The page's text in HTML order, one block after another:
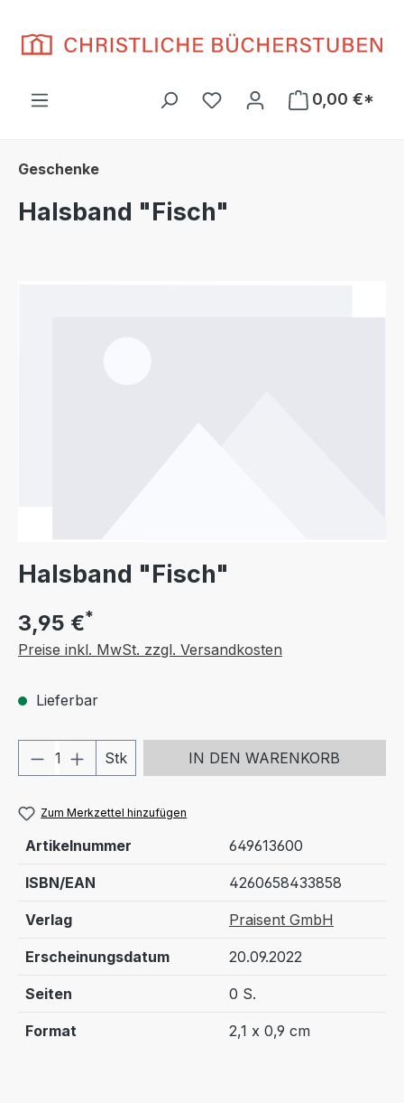
Du hast 0 Produkte auf
0,00 €*
Geschenke
Halsband "Fisch"
Halsband "Fisch"
3,95 €*
Preise inkl. MwSt. zzgl. Versandkosten
Lieferbar
Produkt Anzahl: Gib den
Stk IN DEN WARENKORB
Zum Merkzettel hinzufügen
Artikelnummer 649613600
ISBN/EAN 4260658433858
Verlag Praisent GmbH
Erscheinungsdatum 20.09.2022
Seiten 0 S.
Format 2,1 x 0,9 cm